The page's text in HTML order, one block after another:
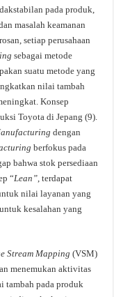
pada produk,
masalah keamanan
setiap perusahaan
sebagai metode
suatu metode yang
nilai tambah
Konsep
Toyota di Jepang (9).
dengan
berfokus pada
bahwa stok persediaan
“Lean” terdapat
nilai layanan yang
kesalahan yang
Stream Mapping(VSM)
menemukan aktivitas
tambah pada produk